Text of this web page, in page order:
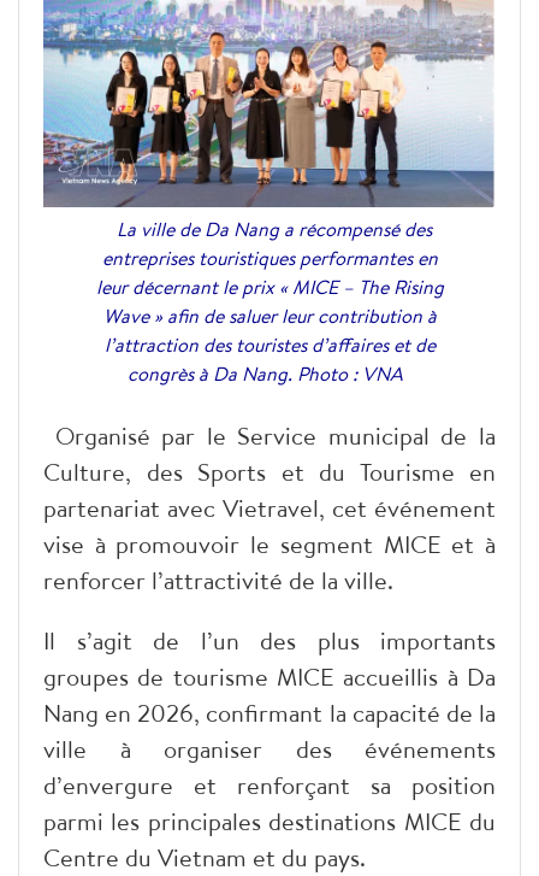
La ville de Da Nang a récompensé des
entreprises touristiques performantes en
leur décernant le prix « MICE – The Rising
Wave » afin de saluer leur contribution à
l’attraction des touristes d’affaires et de
congrès à Da Nang. Photo : VNA
Organisé par le Service municipal de la
Culture, des Sports et du Tourisme en
partenariat avec Vietravel, cet événement
vise à promouvoir le segment MICE et à
renforcer l’attractivité de la ville.
Il s’agit de l’un des plus importants
groupes de tourisme MICE accueillis à Da
Nang en 2026, confirmant la capacité de la
ville à organiser des événements
d’envergure et renforçant sa position
parmi les principales destinations MICE du
Centre du Vietnam et du pays.